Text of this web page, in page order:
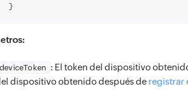
}
deviceToken : El token del dispositivo
dispositivo obtenido después de registrar